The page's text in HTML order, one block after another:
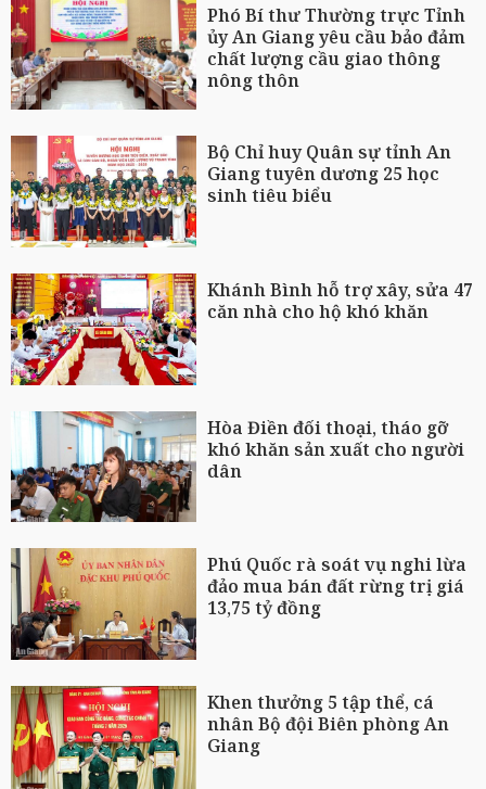
Phó Bí thư Thường trực Tỉnh
ủy An Giang yêu cầu bảo đảm
chất lượng cầu giao thông
nông thôn
Bộ Chỉ huy Quân sự tỉnh An
Giang tuyên dương 25 học
sinh tiêu biểu
Khánh Bình hỗ trợ xây, sửa 47
căn nhà cho hộ khó khăn
Hòa Điền đối thoại, tháo gỡ
khó khăn sản xuất cho người
dân
Phú Quốc rà soát vụ nghi lừa
đảo mua bán đất rừng trị giá
13,75 tỷ đồng
Khen thưởng 5 tập thể, cá
nhân Bộ đội Biên phòng An
Giang